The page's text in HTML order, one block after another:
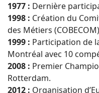
1977 : Dernière
1998 : Création du
des Métiers
1999 : Participation de
Montréal avec 10
2008 : Premier
Rotterdam.
2012 : Organisation